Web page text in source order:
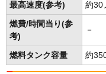
最高速度(参考) 約30
燃費/時間当り(参
考)
－
燃料タンク容量 約